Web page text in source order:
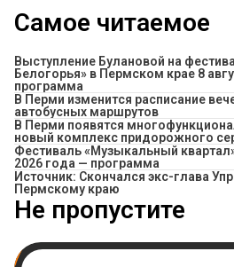
Самое читаемое
Выступление Булановой на
Белогорья» в Пермском крае 8
программа
​В Перми изменится расписание
автобусных маршрутов
В Перми появятся
новый комплекс придорожного
Фестиваль «Музыкальный
2026 года — программа
Источник: Скончался экс-глава
Пермскому краю
Не пропустите